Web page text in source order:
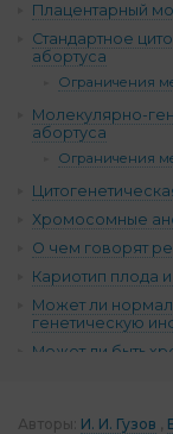
Плацентарный
Стандартное
абортуса
Ограничения
Молекулярно-
абортуса
Ограничения
Хромосомные
О чем говорят
Кариотип плода
Может ли
генетическую
Может ли быть
шанс!»
Авторы: И. И. Гузов